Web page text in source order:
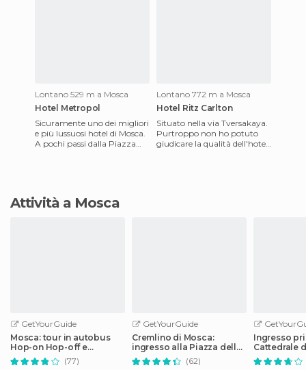
Lontano 529 m a Mosca
Hotel Metropol
Sicuramente uno dei migliori
e più lussuosi hotel di Mosca.
A pochi passi dalla Piazza
Lontano 772 m a Mosca
Hotel Ritz Carlton
Situato nella via Tversakaya.
Purtroppo non ho potuto
giudicare la qualità dell'hotel
Attività a Mosca
GetYourGuide
Mosca: tour in autobus
Hop-on Hop-off e
opzione barca
(77)
GetYourGuide
Cremlino di Mosca:
ingresso alla Piazza delle
Cattedrali
(62)
Ingresso
Cattedrale